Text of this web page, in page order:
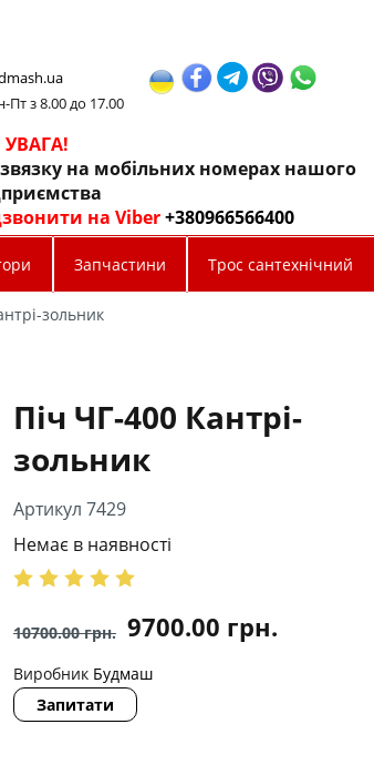
Пт з 8.00 до 17.00
УВАГА!
звязку на мобільних номерах нашого
на Viber+380966566400
Запчастини Трос сантехнічний
зольник
Піч ЧГ-400 Кантрі-
зольник
Артикул 7429
Немає в наявності
10700.00грн. 9700.00 грн.
Виробник Будмаш
Запитати